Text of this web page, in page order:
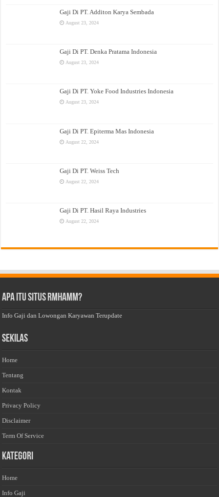
Gaji Di PT. Additon Karya Sembada
August 23, 2024
Gaji Di PT. Denka Pratama Indonesia
August 23, 2024
Gaji Di PT. Yoke Food Industries Indonesia
August 23, 2024
Gaji Di PT. Epiterma Mas Indonesia
August 22, 2024
Gaji Di PT. Weiss Tech
August 22, 2024
Gaji Di PT. Hasil Raya Industries
August 22, 2024
Apa Itu Situs Rmhamm?
Info Gaji dan Lowongan Karyawan Terupdate
Sekilas
Home
Tentang
Kontak
Privacy Policy
Disclaimer
Term Of Service
Kategori
Home
Info Gaji